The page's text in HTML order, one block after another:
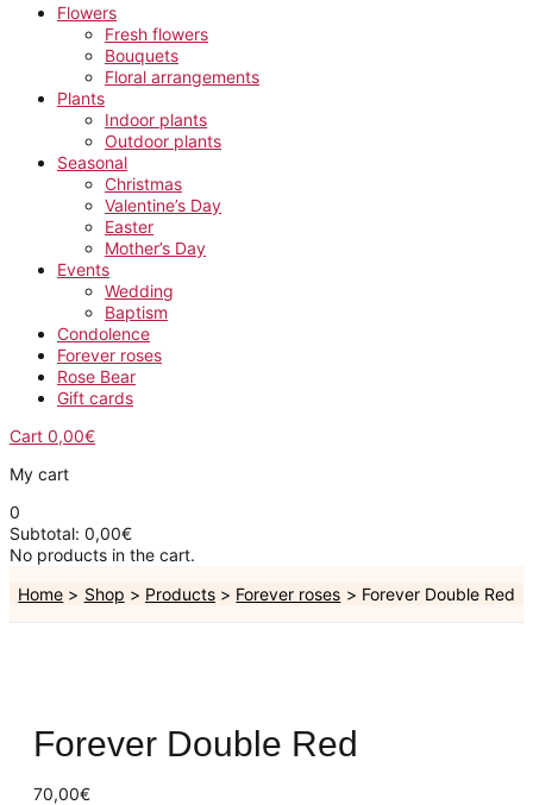
Flowers
Fresh flowers
Bouquets
Floral arrangements
Plants
Indoor plants
Outdoor plants
Seasonal
Christmas
Valentine’s Day
Easter
Mother’s Day
Events
Wedding
Baptism
Condolence
Forever roses
Rose Bear
Gift cards
Cart 0,00€
My cart
0
Subtotal: 0,00€
No products in the cart.
Home
Shop Products Forever roses Forever Double Red
Forever Double Red
70,00€